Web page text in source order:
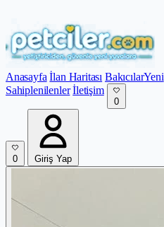
Anasayfa İlan Haritası BakıcılarYeni
Sahiplenilenler İletişim
0
0 Giriş Yap